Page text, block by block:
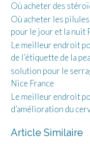
Où acheter des
Où acheter les
pour le jour et la nuit
Le meilleur endroit
de l’étiquette de la
solution pour le
Nice France
Le meilleur endroit
d’amélioration du
Article Similaire